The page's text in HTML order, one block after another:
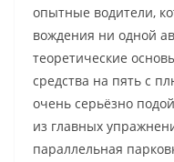
опытные водители,
вождения ни одной
теоретические
средства на пять с
очень серьёзно
из главных
параллельная